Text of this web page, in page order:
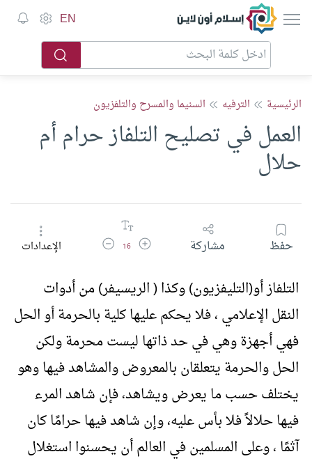
إسلام أون لاين EN
الرئيسية الترفيه السنيما والمسرح والتلفزيون
العمل في تصليح التلفاز حرام أم
حلال
حفظ مشاركة زيادة حجم الخط
16 تقليل حجم الخطالإعدادات
التلفاز أو(التليفزيون) وكذا ( الريسيفر) من أدوات
النقل الإعلامي ، فلا يحكم عليها كلية بالحرمة أو الحل
فهي أجهزة وهي في حد ذاتها ليست محرمة ولكن
الحل والحرمة يتعلقان بالمعروض والمشاهد فيها وهو
يختلف حسب ما يعرض ويشاهد، فإن شاهد المرء
فيها حلالاً فلا بأس عليه، وإن شاهد فيها حرامًا كان
آثمًا ، وعلى المسلمين في العالم أن يحسنوا استغلال